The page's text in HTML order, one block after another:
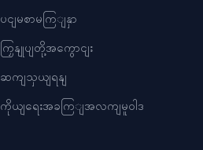
ပငျမစာမကြျနှာ
ကြှနျုပျတို့အကွောငျး
ဆကျသှယျရနျ
ကိုယျရေးအခကြျအလကျမူဝါဒ